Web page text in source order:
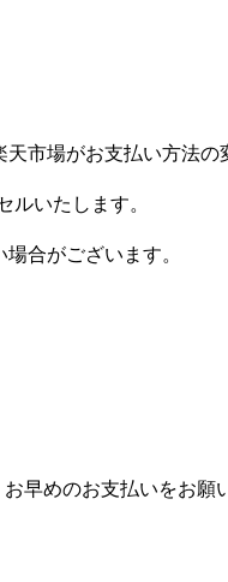
市場がお支払い方法
いたします。
合がございます。
早めのお支払いをお願